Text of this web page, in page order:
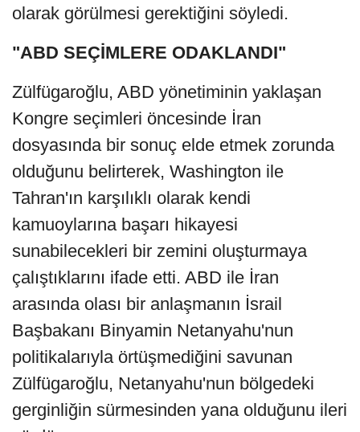
olarak görülmesi gerektiğini söyledi.
"ABD SEÇİMLERE ODAKLANDI"
Zülfügaroğlu, ABD yönetiminin yaklaşan
Kongre seçimleri öncesinde İran
dosyasında bir sonuç elde etmek zorunda
olduğunu belirterek, Washington ile
Tahran'ın karşılıklı olarak kendi
kamuoylarına başarı hikayesi
sunabilecekleri bir zemini oluşturmaya
çalıştıklarını ifade etti. ABD ile İran
arasında olası bir anlaşmanın İsrail
Başbakanı Binyamin Netanyahu'nun
politikalarıyla örtüşmediğini savunan
Zülfügaroğlu, Netanyahu'nun bölgedeki
gerginliğin sürmesinden yana olduğunu ileri